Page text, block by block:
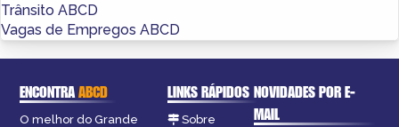
Trânsito ABCD
Vagas de Empregos ABCD
ENCONTRAABCD
O melhor do Grande
LINKS RÁPIDOS
Sobre
NOVIDADES POR E-
MAIL